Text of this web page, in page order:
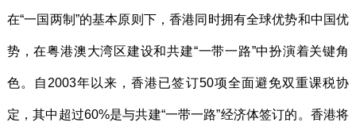
在“一国两制”的基本原则下，香港同时拥有全球优势和中国优
势，在粤港澳大湾区建设和共建“一带一路”中扮演着关键角
色。自2003年以来，香港已签订50项全面避免双重课税协
定，其中超过60%是与共建“一带一路”经济体签订的。香港将